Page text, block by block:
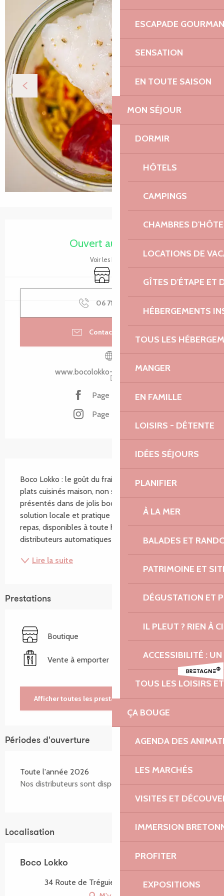
ESCAPADE
SENSATION
EN TOUTE SAISON
MON SÉJOUR
DORMIR
HÔTELS
CAMPINGS
CHAMBRES
LOCATIONS DE
GÎTES D'ÉTAPE ET
HÉBERGEMENTS
TOUS LES
MANGER
EN FAMILLE
LOISIRS - DÉTENTE
IDÉES SÉJOURS
PLANIFIER
À LA MER
BALADES ET
PATRIMOINE ET
DÉGUSTATION ET
IL PLEUT ? RIEN À
ACCESSIBILITÉ :
TOUS LES LOISIRS
ÇA BOUGE
AGENDA DES
LES MARCHÉS
VISITES ET
IMMERSION
PROFITER
EXPOSITIONS
Ouvert aujourd'hui
Voir les horaires
Boutique
06 71 73 09
Contacter par email
www.bocolokko-traiteur-tregor.fr
Page Facebook
Page Instagram
Boco Lokko : le goût du frais 24h/24 ! Découvrez nos
plats cuisinés maison, non stérilisés et 100 % frais,
présentés dans de jolis bocaux réutilisables. Une
solution locale et pratique pour savourer de vrais
repas, disponibles à toute heure dans nos
distributeurs automatiques : - Lannion (Sur le...
Lire la suite
Prestations
Boutique
Vente à emporter
Afficher toutes les prestations
Périodes d'ouverture
Toute l'année 2026
Nos distributeurs sont disponibles 24h24
Localisation
Boco Lokko
34 Route de Tréguier, 22700 Louannec